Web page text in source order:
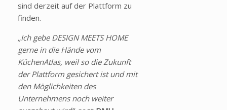
sind derzeit auf der Plattform zu
finden.
„Ich gebe DESIGN MEETS HOME
gerne in die Hände vom
KüchenAtlas, weil so die Zukunft
der Plattform gesichert ist und mit
den Möglichkeiten des
Unternehmens noch weiter